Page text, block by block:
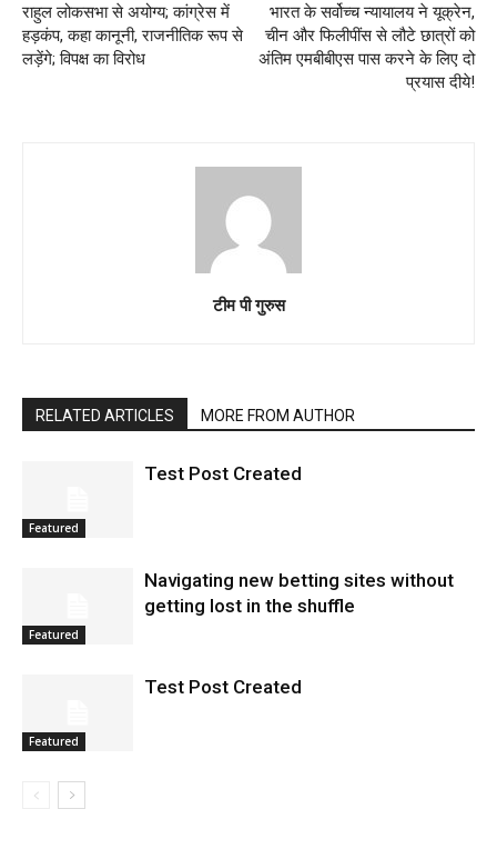
राहुल लोकसभा से अयोग्य; कांग्रेस में
हड़कंप, कहा कानूनी, राजनीतिक रूप से
लड़ेंगे; विपक्ष का विरोध
भारत के सर्वोच्च न्यायालय ने यूक्रेन,
चीन और फिलीपींस से लौटे छात्रों को
अंतिम एमबीबीएस पास करने के लिए दो
प्रयास दीये!
टीम पी गुरुस
RELATED ARTICLES MORE FROM AUTHOR
Featured
Test Post Created
Featured
Navigating new betting sites without
getting lost in the shuffle
Featured
Test Post Created